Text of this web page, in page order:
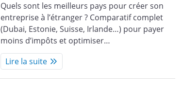
Quels sont les meilleurs pays pour créer son
entreprise à l’étranger ? Comparatif complet
(Dubai, Estonie, Suisse, Irlande…) pour payer
moins d’impôts et optimiser…
Lire la suite